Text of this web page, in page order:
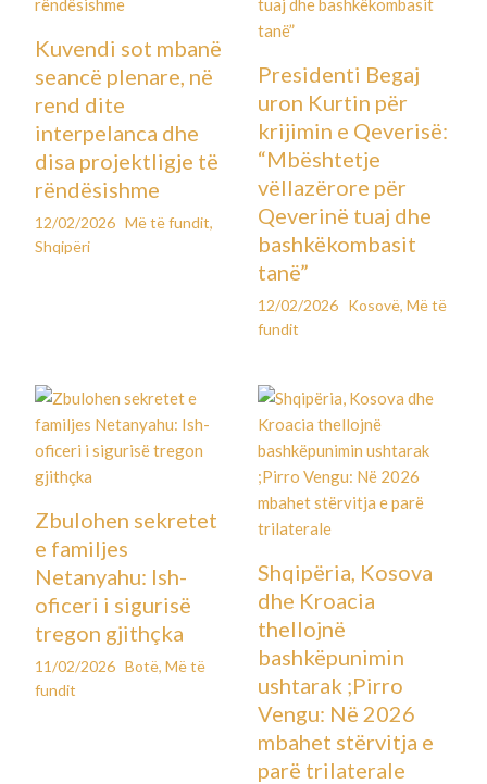
Kuvendi sot mbanë
seancë plenare, në
rend dite
interpelanca dhe
disa projektligje të
rëndësishme
12/02/2026 Më të fundit,
Shqipëri
Presidenti Begaj
uron Kurtin për
krijimin e Qeverisë:
“Mbështetje
vëllazërore për
Qeverinë tuaj dhe
bashkëkombasit
tanë”
12/02/2026 Kosovë, Më të
fundit
Zbulohen sekretet
e familjes
Netanyahu: Ish-
oficeri i sigurisë
tregon gjithçka
11/02/2026 Botë,Më të
fundit
Shqipëria, Kosova
dhe Kroacia
thellojnë
bashkëpunimin
ushtarak ;Pirro
Vengu: Në 2026
mbahet stërvitja e
parë trilaterale